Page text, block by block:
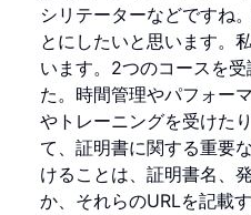
シリテーターなどですね
とにしたいと思います。
います。2つのコースを
た。時間管理やパフォー
やトレーニングを受けた
て、証明書に関する重要
けることは、証明書名、
か、それらのURLを記載